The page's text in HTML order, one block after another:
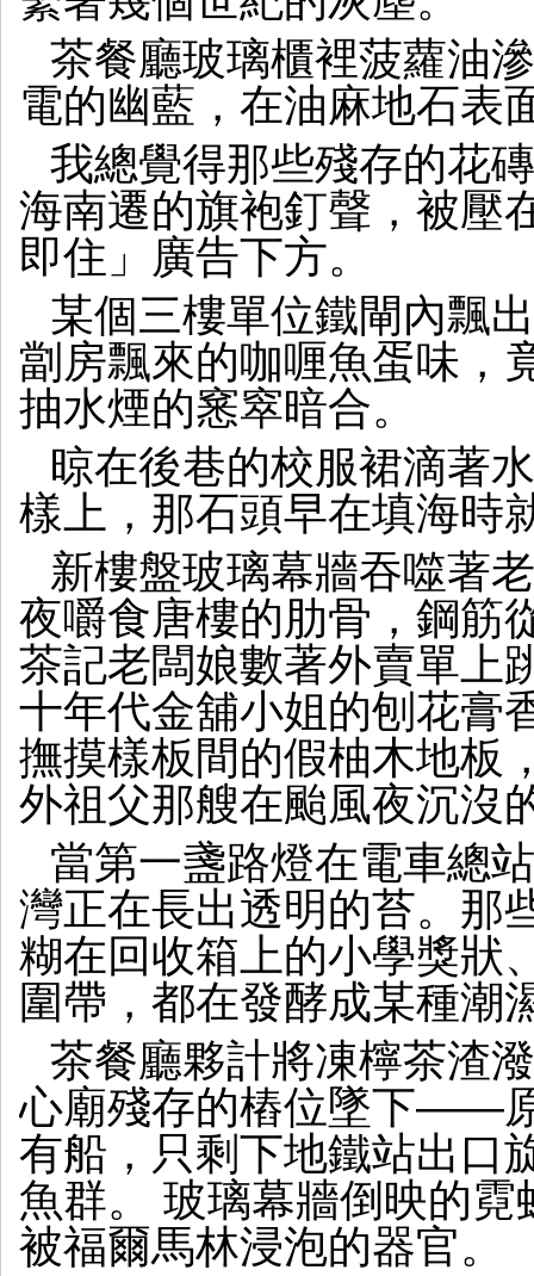
茶餐廳玻璃櫃裡菠蘿油
電的幽藍，在油麻地石表
我總覺得那些殘存的花
海南遷的旗袍釘聲，被壓
即住」廣告下方。
某個三樓單位鐵閘內飄
劏房飄來的咖喱魚蛋味，
抽水煙的窸窣暗合。
晾在後巷的校服裙滴著
樣上，那石頭早在填海時
新樓盤玻璃幕牆吞噬著
夜嚼食唐樓的肋骨，鋼筋
茶記老闆娘數著外賣單上
十年代金舖小姐的刨花膏
撫摸樣板間的假柚木地板
外祖父那艘在颱風夜沉沒
當第一盞路燈在電車總
灣正在長出透明的苔。那
糊在回收箱上的小學獎狀
圍帶，都在發酵成某種潮
茶餐廳夥計將凍檸茶渣
心廟殘存的樁位墜下——
有船，只剩下地鐵站出口
魚群。 玻璃幕牆倒映的
被福爾馬林浸泡的器官。